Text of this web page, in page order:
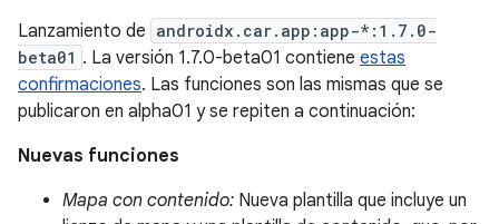
Lanzamiento de androidx.car.app:app-*:1.7.0-
beta01 . La versión 1.7.0-beta01 contiene estas
confirmaciones. Las funciones son las mismas que se
publicaron en alpha01 y se repiten a continuación:
Nuevas funciones
Mapa con contenido: Nueva plantilla que incluye un